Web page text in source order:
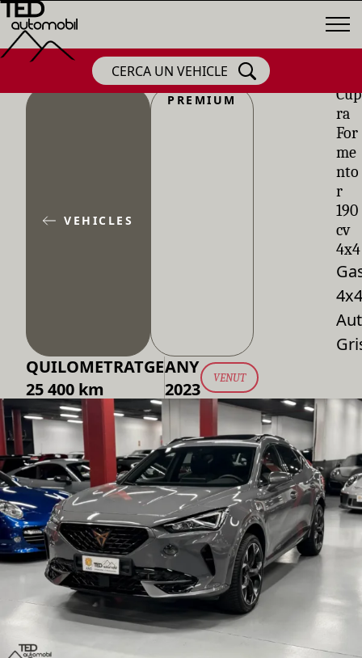
CERCA UN VEHICLE
VEHICLES
PREMIUM
Cup
ra
For
me
nto
r
190
cv
4x4
4x4
QUILOMETRATGE
25 400 km
ANY
2023
VENUT